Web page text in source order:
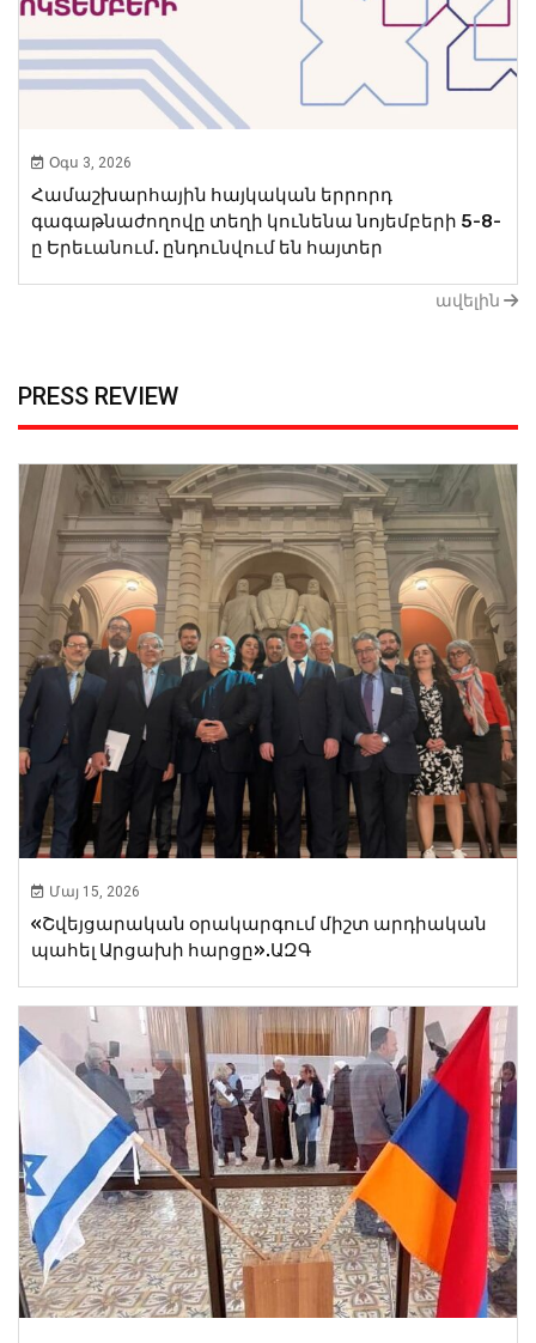
Օգս 3, 2026
Համաշխարհային հայկական երրորդ
գագաթնաժողովը տեղի կունենա նոյեմբերի 5-8-
ը Երեւանում. ընդունվում են հայտեր
ավելին
PRESS REVIEW
Մայ 15, 2026
«Շվեյցարական օրակարգում միշտ արդիական
պահել Արցախի հարցը».ԱԶԳ